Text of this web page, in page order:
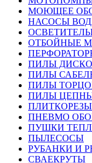
МОЮЩЕЕ
НАСОСЫ
ОТБОЙНЫЕ
ПИЛЫ
ПИЛЫ
ПИЛЫ
ПИЛЫ
ПЛИТКОРЕЗЫ
ПНЕВМО
ПУШКИ
ПЫЛЕСОСЫ
РУБАНКИ И
СВАЕКРУТЫ